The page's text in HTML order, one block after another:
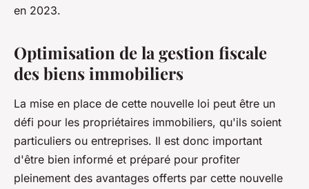
en 2023.
Optimisation de la gestion fiscale
des biens immobiliers
La mise en place de cette nouvelle loi peut être un
défi pour les propriétaires immobiliers, qu'ils soient
particuliers ou entreprises. Il est donc important
d'être bien informé et préparé pour profiter
pleinement des avantages offerts par cette nouvelle